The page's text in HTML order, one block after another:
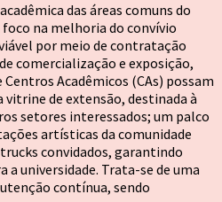
das áreas comuns do
na melhoria do convívio
por meio de contratação
comercialização e exposição,
Acadêmicos (CAs) possam
de extensão, destinada à
setores interessados; um palco
artísticas da comunidade
convidados, garantindo
universidade. Trata-se de uma
contínua, sendo